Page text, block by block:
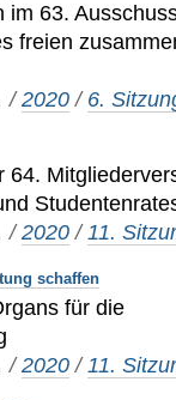
im 63.
freien
/2020 / 6.
64.
/2020 /11.
schaffen
für die
/2020 / 11.